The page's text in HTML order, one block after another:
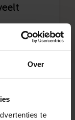
Over
te
die zich